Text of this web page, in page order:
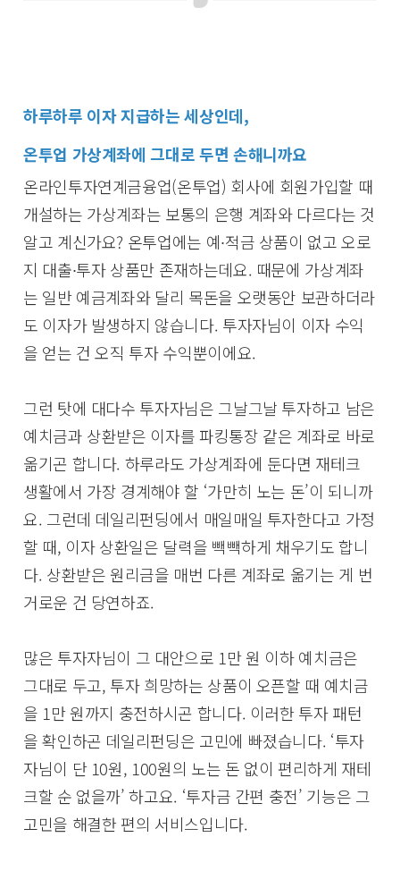
하루하루 이자 지급하는 세상인데,
온투업 가상계좌에 그대로 두면 손해니까요
온라인투자연계금융업(온투업) 회사에 회원가입할 때
개설하는 가상계좌는 보통의 은행 계좌와 다르다는 것
알고 계신가요? 온투업에는 예∙적금 상품이 없고 오로
지 대출∙투자 상품만 존재하는데요. 때문에 가상계좌
는 일반 예금계좌와 달리 목돈을 오랫동안 보관하더라
도 이자가 발생하지 않습니다. 투자자님이 이자 수익
을 얻는 건 오직 투자 수익뿐이에요.
그런 탓에 대다수 투자자님은 그날그날 투자하고 남은
예치금과 상환받은 이자를 파킹통장 같은 계좌로 바로
옮기곤 합니다. 하루라도 가상계좌에 둔다면 재테크
생활에서 가장 경계해야 할 ‘가만히 노는 돈’이 되니까
요. 그런데 데일리펀딩에서 매일매일 투자한다고 가정
할 때, 이자 상환일은 달력을 빽빽하게 채우기도 합니
다. 상환받은 원리금을 매번 다른 계좌로 옮기는 게 번
거로운 건 당연하죠.
많은 투자자님이 그 대안으로 1만 원 이하 예치금은
그대로 두고, 투자 희망하는 상품이 오픈할 때 예치금
을 1만 원까지 충전하시곤 합니다. 이러한 투자 패턴
을 확인하곤 데일리펀딩은 고민에 빠졌습니다. ‘투자
자님이 단 10원, 100원의 노는 돈 없이 편리하게 재테
크할 순 없을까’ 하고요. ‘투자금 간편 충전’ 기능은 그
고민을 해결한 편의 서비스입니다.